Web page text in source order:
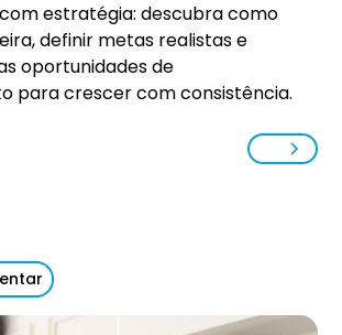
estratégia: descubra como
definir metas realistas e
oportunidades de
para crescer com consistência.